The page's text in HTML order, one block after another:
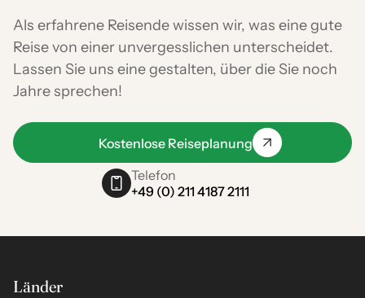
Als erfahrene Reisende wissen wir, was eine gute
Reise von einer unvergesslichen unterscheidet.
Lassen Sie uns eine gestalten, über die Sie noch
Jahre sprechen!
Kostenlose Reiseplanung
Telefon
+49 (0) 211 4187 2111
Länder